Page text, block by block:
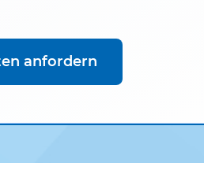
anfordern